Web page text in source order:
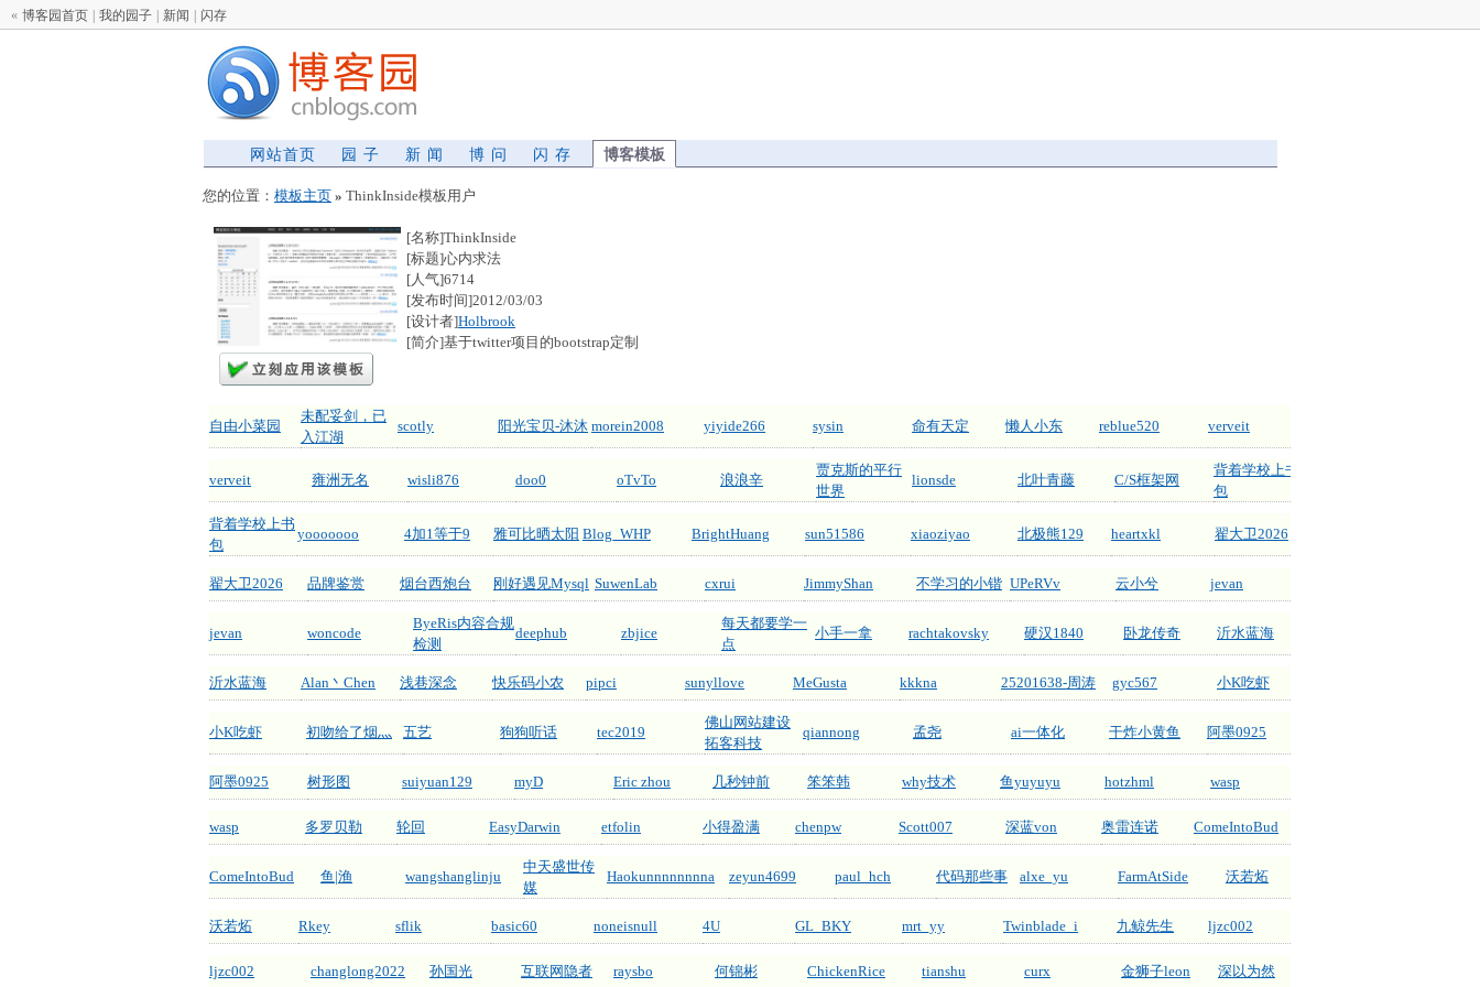
« 博客园首页 我的园子 新闻 闪存
网站首页 园 子 新 闻 博 问 闪 存 博客模板
您的位置： 模板主页 » ThinkInside模板用户
[名称]ThinkInside
[标题]心内求法
[人气]6714
[发布时间]2012/03/03
[设计者]Holbrook
[简介]基于twitter项目的bootstrap定制
自由小菜园
未配妥剑，已
入江湖
scotly 阳光宝贝-沐沐 morein2008 yiyide266 sysin 命有天定 懒人小东 reblue520 verveit
verveit 雍洲无名 wisli876 doo0 oTvTo 浪浪辛
贾克斯的平行
世界
lionsde 北叶青藤 C/S框架网
背着学校上书
包
背着学校上书
包
yooooooo 4加1等于9 雅可比晒太阳 Blog_WHP BrightHuang sun51586 xiaoziyao 北极熊129 heartxkl 翟大卫2026
翟大卫2026 品牌鉴赏 烟台西炮台 刚好遇见Mysql SuwenLab cxrui JimmyShan 不学习的小锴 UPeRVv 云小兮 jevan
jevan woncode
ByeRis内容合规
检测
deephub zbjice
每天都要学一
点
小手一拿 rachtakovsky 硬汉1840 卧龙传奇 沂水蓝海
沂水蓝海 Alan丶Chen 浅巷深念 快乐码小农 pipci sunyllove MeGusta kkkna 25201638-周涛 gyc567 小K吃虾
小K吃虾 初吻给了烟灬 五艺 狗狗听话 tec2019
佛山网站建设
拓客科技
qiannong 孟尧 ai一体化 干炸小黄鱼 阿墨0925
阿墨0925 树形图 suiyuan129 myD Eric zhou 几秒钟前 笨笨韩 why技术 鱼yuyuyu hotzhml wasp
wasp 多罗贝勒 轮回 EasyDarwin etfolin 小得盈满 chenpw Scott007 深蓝von 奥雷连诺 ComeIntoBud
ComeIntoBud 鱼|渔 wangshanglinju
中天盛世传
媒
Haokunnnnnnnna zeyun4699 paul_hch 代码那些事 alxe_yu FarmAtSide 沃若炻
沃若炻 Rkey sflik basic60 noneisnull 4U GL_BKY mrt_yy Twinblade_i 九鲸先生 ljzc002
ljzc002 changlong2022 孙国光 互联网隐者 raysbo 何锦彬 ChickenRice tianshu curx 金狮子leon 深以为然